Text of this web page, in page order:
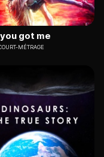
got me
MÉTRAGE